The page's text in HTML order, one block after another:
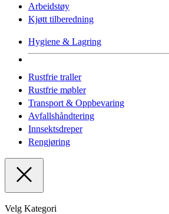
Arbeidstøy
Kjøtt tilberedning
Hygiene & Lagring
Rustfrie traller
Rustfrie møbler
Transport & Oppbevaring
Avfallshåndtering
Innsektsdreper
Rengjøring
Velg Kategori